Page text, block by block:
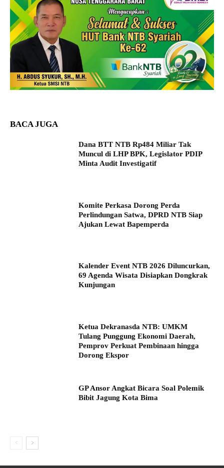
BACA JUGA
Dana BTT NTB Rp484 Miliar Tak
Muncul di LHP BPK, Legislator PDIP
Minta Audit Investigatif
Komite Perkasa Dorong Perda
Perlindungan Satwa, DPRD NTB Siap
Ajukan Lewat Bapemperda
Kalender Event NTB 2026 Diluncurkan,
69 Agenda Wisata Disiapkan Dongkrak
Kunjungan
Ketua Dekranasda NTB: UMKM
Tulang Punggung Ekonomi Daerah,
Pemprov Perkuat Pembinaan hingga
Dorong Ekspor
GP Ansor Angkat Bicara Soal Polemik
Bibit Jagung Kota Bima